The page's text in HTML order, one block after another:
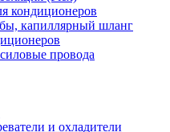
кондиционеров
капиллярный шланг
провода
и охладители